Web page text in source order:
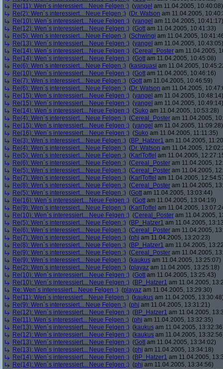
Re(11): Wen´s interessiert... Neue Felgen ;) (yangel am 11.04.2005, 10:40:08)
Re(2): Wen´s interessiert... Neue Felgen ;) (Dr. Watson am 11.04.2005,
Re(10): Wen´s interessiert... Neue Felgen ;) (yangel am 11.04.2005, 10:41:17)
Re(12): Wen´s interessiert... Neue Felgen ;) (Gott am 11.04.2005, 10:41:33)
Re(5): Wen´s interessiert... Neue Felgen ;) (Schwingi am 11.04.2005,
Re(13): Wen´s interessiert... Neue Felgen ;) (yangel am 11.04.2005, 10:43:05)
Re(14): Wen´s interessiert... Neue Felgen ;) (Cereal_Poster am 11.04.2005,
Re(14): Wen´s interessiert... Neue Felgen ;) (Gott am 11.04.2005, 10:45:08)
Re(6): Wen´s interessiert... Neue Felgen ;) (kasiquasi am 11.04.2005,
Re(10): Wen´s interessiert... Neue Felgen ;) (Gott am 11.04.2005, 10:46:16)
Re(7): Wen´s interessiert... Neue Felgen ;) (Gott am 11.04.2005, 10:46:59)
Re(6): Wen´s interessiert... Neue Felgen ;) (Dr. Watson am 11.04.2005,
Re(15): Wen´s interessiert... Neue Felgen ;) (yangel am 11.04.2005, 10:48:14)
Re(15): Wen´s interessiert... Neue Felgen ;) (yangel am 11.04.2005, 10:49:14)
Re(14): Wen´s interessiert... Neue Felgen ;) (Suko am 11.04.2005, 10:53:28)
Re(4): Wen´s interessiert... Neue Felgen ;) (Cereal_Poster am 11.04.2005,
Re(15): Wen´s interessiert... Neue Felgen ;) (yangel am 11.04.2005, 11:09:28)
Re(16): Wen´s interessiert... Neue Felgen ;) (Suko am 11.04.2005, 11:11:35)
Re(3): Wen´s interessiert... Neue Felgen ;) (BP_Hatzer1 am 11.04.2005,
Re(4): Wen´s interessiert... Neue Felgen ;) (Dr. Watson am 11.04.2005,
Re(5): Wen´s interessiert... Neue Felgen ;) (KarlToffel am 11.04.2005,
Re(6): Wen´s interessiert... Neue Felgen ;) (Cereal_Poster am 11.04.2005,
Re(5): Wen´s interessiert... Neue Felgen ;) (Cereal_Poster am 11.04.2005,
Re(7): Wen´s interessiert... Neue Felgen ;) (KarlToffel am 11.04.2005,
Re(8): Wen´s interessiert... Neue Felgen ;) (Cereal_Poster am 11.04.2005,
Re(5): Wen´s interessiert... Neue Felgen ;) (Gott am 11.04.2005, 13:03:44)
Re(16): Wen´s interessiert... Neue Felgen ;) (Gott am 11.04.2005, 13:04:19)
Re(9): Wen´s interessiert... Neue Felgen ;) (KarlToffel am 11.04.2005,
Re(10): Wen´s interessiert... Neue Felgen ;) (Cereal_Poster am 11.04.2005,
Re(5): Wen´s interessiert... Neue Felgen ;) (BP_Hatzer1 am 11.04.2005,
Re(6): Wen´s interessiert... Neue Felgen ;) (Cereal_Poster am 11.04.2005,
Re(7): Wen´s interessiert... Neue Felgen ;) (phj am 11.04.2005, 13:20:23)
Re(8): Wen´s interessiert... Neue Felgen ;) (BP_Hatzer1 am 11.04.2005,
Re(9): Wen´s interessiert... Neue Felgen ;) (Cereal_Poster am 11.04.2005,
Re(9): Wen´s interessiert... Neue Felgen ;) (kaukus am 11.04.2005, 13:25:07)
Re(2): Wen´s interessiert... Neue Felgen ;) (playaz am 11.04.2005, 13:25:18)
Re(10): Wen´s interessiert... Neue Felgen ;) (Gott am 11.04.2005, 13:25:43)
Re(10): Wen´s interessiert... Neue Felgen ;) (BP_Hatzer1 am 11.04.2005,
Re: Wen´s interessiert... Neue Felgen ;) (playaz am 11.04.2005, 13:29:30)
Re(11): Wen´s interessiert... Neue Felgen ;) (kaukus am 11.04.2005,
Re(9): Wen´s interessiert... Neue Felgen ;) (phj am 11.04.2005, 13:31:21)
Re(12): Wen´s interessiert... Neue Felgen ;) (BP_Hatzer1 am 11.04.2005,
Re(11): Wen´s interessiert... Neue Felgen ;) (phj am 11.04.2005, 13:32:35)
Re(13): Wen´s interessiert... Neue Felgen ;) (kaukus am 11.04.2005,
Re(12): Wen´s interessiert... Neue Felgen ;) (kaukus am 11.04.2005,
Re(13): Wen´s interessiert... Neue Felgen ;) (Gott am 11.04.2005, 13:34:02)
Re(13): Wen´s interessiert... Neue Felgen ;) (phj am 11.04.2005, 13:34:18)
Re(14): Wen´s interessiert... Neue Felgen ;) (BP_Hatzer1 am 11.04.2005,
Re(14): Wen´s interessiert... Neue Felgen ;) (phj am 11.04.2005, 13:34:56)